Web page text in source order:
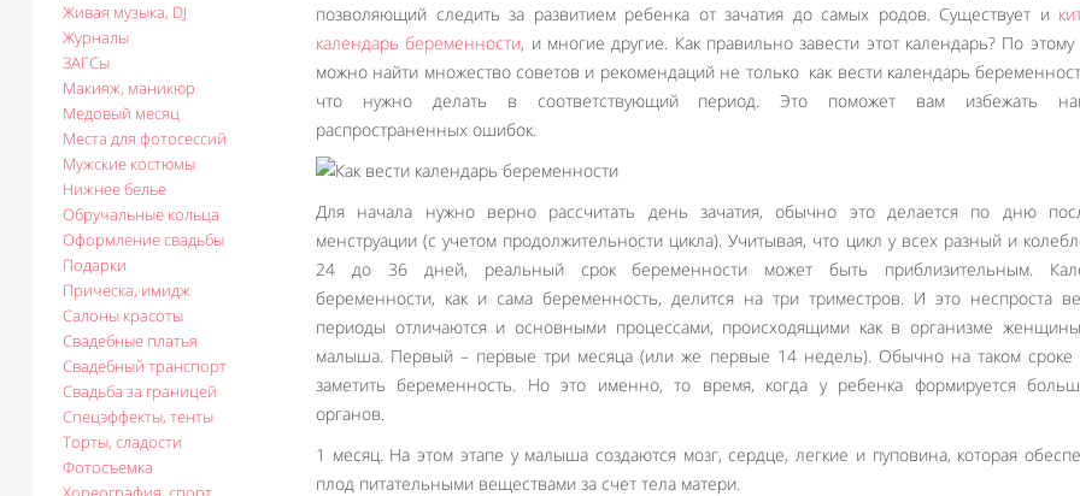
Живая музыка, DJ
Журналы
ЗАГСы
Макияж, маникюр
Медовый месяц
Места для фотосессий
Мужские костюмы
Нижнее белье
Обручальные кольца
Оформление свадьбы
Подарки
Прическа, имидж
Салоны красоты
Свадебные платья
Свадебный транспорт
Свадьба за границей
Спецэффекты, тенты
Торты, сладости
Фотосъемка
позволяющий следить за развитием ребенка от зачатия до самых родов. Существует и
календарь беременности, и многие другие. Как правильно завести этот календарь? По этому
можно найти множество советов и рекомендаций не только как вести календарь
что нужно делать в соответствующий период. Это поможет вам избежать
распространенных ошибок.
Для начала нужно верно рассчитать день зачатия, обычно это делается по дню
менструации (с учетом продолжительности цикла). Учитывая, что цикл у всех разный и
24 до 36 дней, реальный срок беременности может быть приблизительным.
беременности, как и сама беременность, делится на три триместров. И это неспроста
периоды отличаются и основными процессами, происходящими как в организме
малыша. Первый – первые три месяца (или же первые 14 недель). Обычно на таком сроке
заметить беременность. Но это именно, то время, когда у ребенка формируется
органов.
1 месяц. На этом этапе у малыша создаются мозг, сердце, легкие и пуповина, которая
плод питательными веществами за счет тела матери.